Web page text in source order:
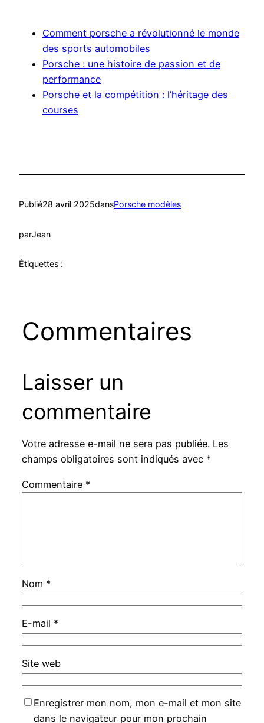
Comment porsche a révolutionné le monde
des sports automobiles
Porsche : une histoire de passion et de
performance
Porsche et la compétition : l’héritage des
courses
Publié28 avril 2025dansPorsche modèles
parJean
Étiquettes :
Commentaires
Laisser un
commentaire
Votre adresse e-mail ne sera pas publiée. Les
champs obligatoires sont indiqués avec *
Commentaire *
Nom *
E-mail *
Site web
Enregistrer mon nom, mon e-mail et mon site
dans le navigateur pour mon prochain